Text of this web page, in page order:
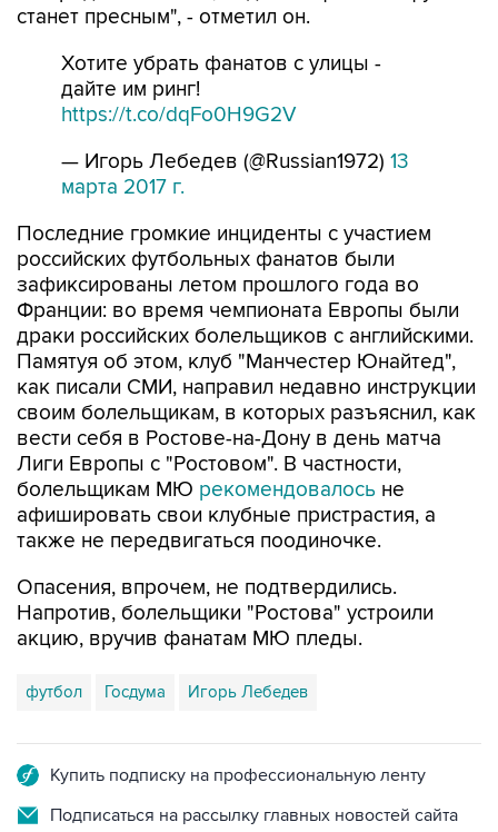
станет пресным", - отметил он.
Хотите убрать фанатов с улицы -
дайте им ринг!
https://t.co/dqFo0H9G2V
— Игорь Лебедев (@Russian1972) 13
марта 2017 г.
Последние громкие инциденты с участием
российских футбольных фанатов были
зафиксированы летом прошлого года во
Франции: во время чемпионата Европы были
драки российских болельщиков с английскими.
Памятуя об этом, клуб "Манчестер Юнайтед",
как писали СМИ, направил недавно инструкции
своим болельщикам, в которых разъяснил, как
вести себя в Ростове-на-Дону в день матча
Лиги Европы с "Ростовом". В частности,
болельщикам МЮ рекомендовалось не
афишировать свои клубные пристрастия, а
также не передвигаться поодиночке.
Опасения, впрочем, не подтвердились.
Напротив, болельщики "Ростова" устроили
акцию, вручив фанатам МЮ пледы.
футбол Госдума Игорь Лебедев
Купить подписку на профессиональную ленту
Подписаться на рассылку главных новостей сайта